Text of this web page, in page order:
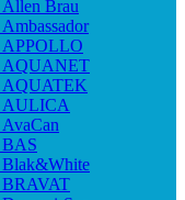
Brau
AQUANET
AQUATEK
AULICA